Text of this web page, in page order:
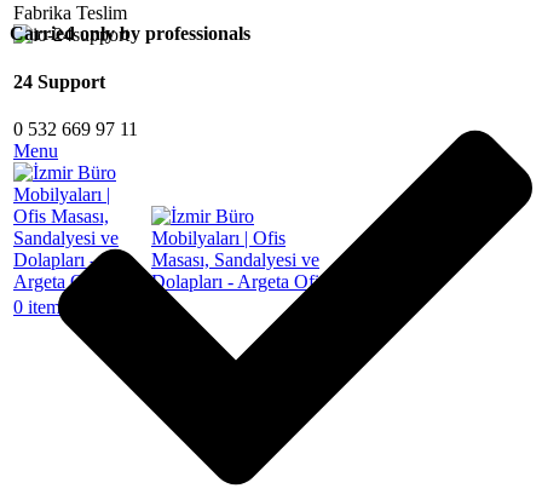
Fabrika Teslim
24 Support
0 532 669 97 11
Menu
0 items
Carried only by professionals